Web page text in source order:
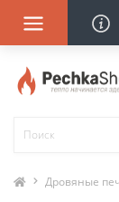
Дровяные